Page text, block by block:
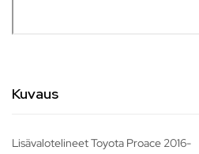
Kuvaus
Lisävalotelineet Toyota Proace 2016-